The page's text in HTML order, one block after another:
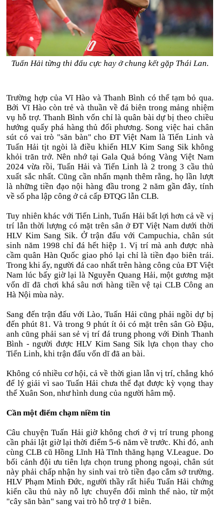
Tuấn Hải từng thi đấu cực hay ở chung kết gặp Thái Lan.
Trường hợp của Vĩ Hào và Thanh Bình có thể tạm bỏ qua.
Bởi Vĩ Hào còn trẻ và thuần về đá biên trong mảng nhiệm
vụ hỗ trợ. Thanh Bình vốn chỉ là quân bài dự bị theo chiều
hướng quấy phá hàng thủ đối phương. Song việc hai chân
sút có vai trò "săn bàn" cho ĐT Việt Nam là Tiến Linh và
Tuấn Hải tịt ngòi là điều khiến HLV Kim Sang Sik không
khỏi trăn trở. Nên nhớ tại Gala Quả bóng Vàng Việt Nam
2024 vừa rồi, Tuấn Hải và Tiến Linh là 2 trong 3 cầu thủ
xuất sắc nhất. Cũng cần nhấn mạnh thêm rằng, họ lần lượt
là những tiền đạo nội hàng đầu trong 2 năm gần đây, tính
về số pha lập công ở cả cấp ĐTQG lẫn CLB.
Tuy nhiên khác với Tiến Linh, Tuấn Hải bất lợi hơn cả về vị
trí lẫn thời lượng có mặt trên sân ở ĐT Việt Nam dưới thời
HLV Kim Sang Sik. Ở trận đấu với Campuchia, chân sút
sinh năm 1998 chỉ đá hết hiệp 1. Vị trí mà anh được nhà
cầm quân Hàn Quốc giao phó lại chỉ là tiền đạo biên trái.
Trong khi ấy, người đá cao nhất trên hàng công của ĐT Việt
Nam lúc bấy giờ lại là Nguyễn Quang Hải, một gương mặt
vốn dĩ đã chơi khá sâu nơi hàng tiền vệ tại CLB Công an
Hà Nội mùa này.
Sang đến trận đấu với Lào, Tuấn Hải cũng phải ngồi dự bị
đến phút 81. Và trong 9 phút ít ỏi có mặt trên sân Gò Đậu,
anh cũng phải san sẻ vị trí đá trung phong với Đinh Thanh
Bình - người được HLV Kim Sang Sik lựa chọn thay cho
Tiến Linh, khi trận đấu vốn dĩ đã an bài.
Không có nhiều cơ hội, cả về thời gian lẫn vị trí, chẳng khó
để lý giải vì sao Tuấn Hải chưa thể đạt được kỳ vọng thay
thế Xuân Son, như hình dung của người hâm mộ.
Cần một điểm chạm niềm tin
Câu chuyện Tuấn Hải giờ không chơi ở vị trí trung phong
cần phải lật giờ lại thời điểm 5-6 năm về trước. Khi đó, anh
cùng CLB cũ Hồng Lĩnh Hà Tĩnh thăng hạng V.League. Do
bối cảnh đội ưu tiên lựa chọn trung phong ngoại, chân sút
này phải chấp nhận hy sinh vai trò tiền đạo cắm sở trường.
HLV Phạm Minh Đức, người thầy rất hiểu Tuấn Hải chứng
kiến cầu thủ này nỗ lực chuyển đổi mình thế nào, từ một
"cây săn bàn" sang vai trò hỗ trợ ở 1 biên.